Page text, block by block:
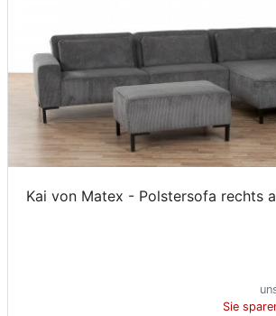
Kai von Matex - Polstersofa rechts
Sie